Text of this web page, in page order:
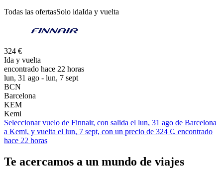
Todas las ofertasSolo idaIda y vuelta
324 €
Ida y vuelta
encontrado hace 22 horas
lun, 31 ago - lun, 7 sept
BCN
Barcelona
KEM
Kemi
Seleccionar vuelo de Finnair, con salida el lun, 31 ago de Barcelona
a Kemi, y vuelta el lun, 7 sept, con un precio de 324 €. encontrado
hace 22 horas
Te acercamos a un mundo de viajes